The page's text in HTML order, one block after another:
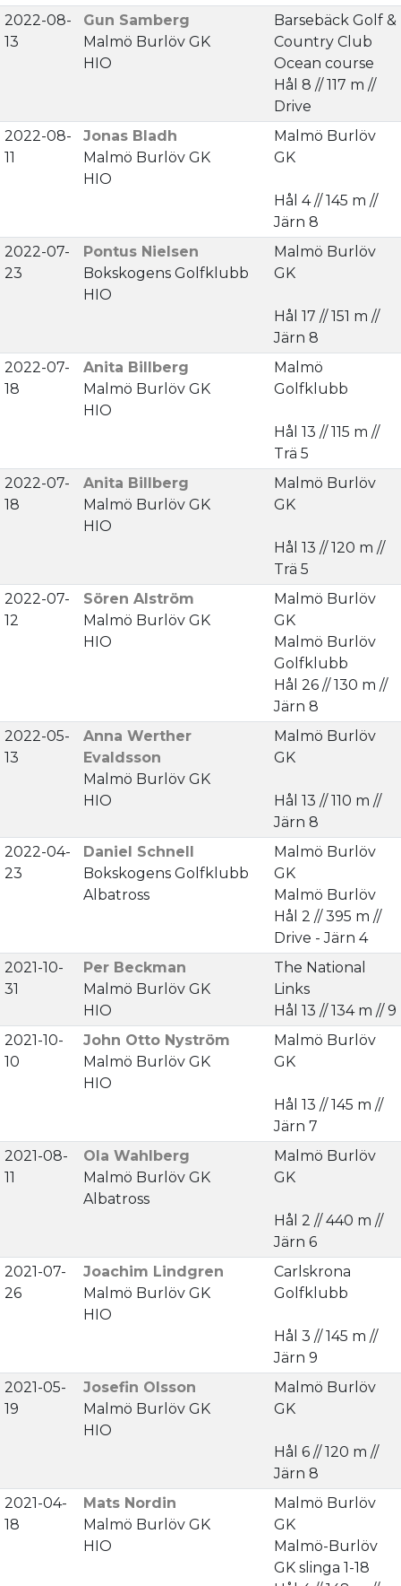
2022-08-
13
Gun Samberg
Malmö Burlöv GK
HIO
Barsebäck Golf &
Country Club
Ocean course
Hål 8 // 117 m //
Drive
2022-08-
11
Jonas Bladh
Malmö Burlöv GK
HIO
Malmö Burlöv
GK
Hål 4 // 145 m //
Järn 8
2022-07-
23
Pontus Nielsen
Bokskogens Golfklubb
HIO
Malmö Burlöv
GK
Hål 17 // 151 m //
Järn 8
2022-07-
18
Anita Billberg
Malmö Burlöv GK
HIO
Malmö
Golfklubb
Hål 13 // 115 m //
Trä 5
2022-07-
18
Anita Billberg
Malmö Burlöv GK
HIO
Malmö Burlöv
GK
Hål 13 // 120 m //
Trä 5
2022-07-
12
Sören Alström
Malmö Burlöv GK
HIO
Malmö Burlöv
GK
Malmö Burlöv
Golfklubb
Hål 26 // 130 m //
Järn 8
2022-05-
13
Anna Werther
Evaldsson
Malmö Burlöv GK
HIO
Malmö Burlöv
GK
Hål 13 // 110 m //
Järn 8
2022-04-
23
Daniel Schnell
Bokskogens Golfklubb
Albatross
Malmö Burlöv
GK
Malmö Burlöv
Hål 2 // 395 m //
Drive - Järn 4
2021-10-
31
Per Beckman
Malmö Burlöv GK
HIO
The National
Links
Hål 13 // 134 m // 9
2021-10-
10
John Otto Nyström
Malmö Burlöv GK
HIO
Malmö Burlöv
GK
Hål 13 // 145 m //
Järn 7
2021-08-
11
Ola Wahlberg
Malmö Burlöv GK
Albatross
Malmö Burlöv
GK
Hål 2 // 440 m //
Järn 6
2021-07-
26
Joachim Lindgren
Malmö Burlöv GK
HIO
Carlskrona
Golfklubb
Hål 3 // 145 m //
Järn 9
2021-05-
19
Josefin Olsson
Malmö Burlöv GK
HIO
Malmö Burlöv
GK
Hål 6 // 120 m //
Järn 8
2021-04-
18
Mats Nordin
Malmö Burlöv GK
HIO
Malmö Burlöv
GK
Malmö-Burlöv
GK slinga 1-18